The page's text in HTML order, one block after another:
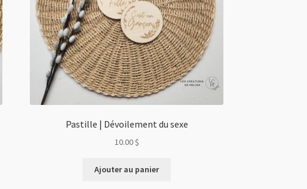
Pastille | Dévoilement du sexe
10.00$
Ajouter au panier